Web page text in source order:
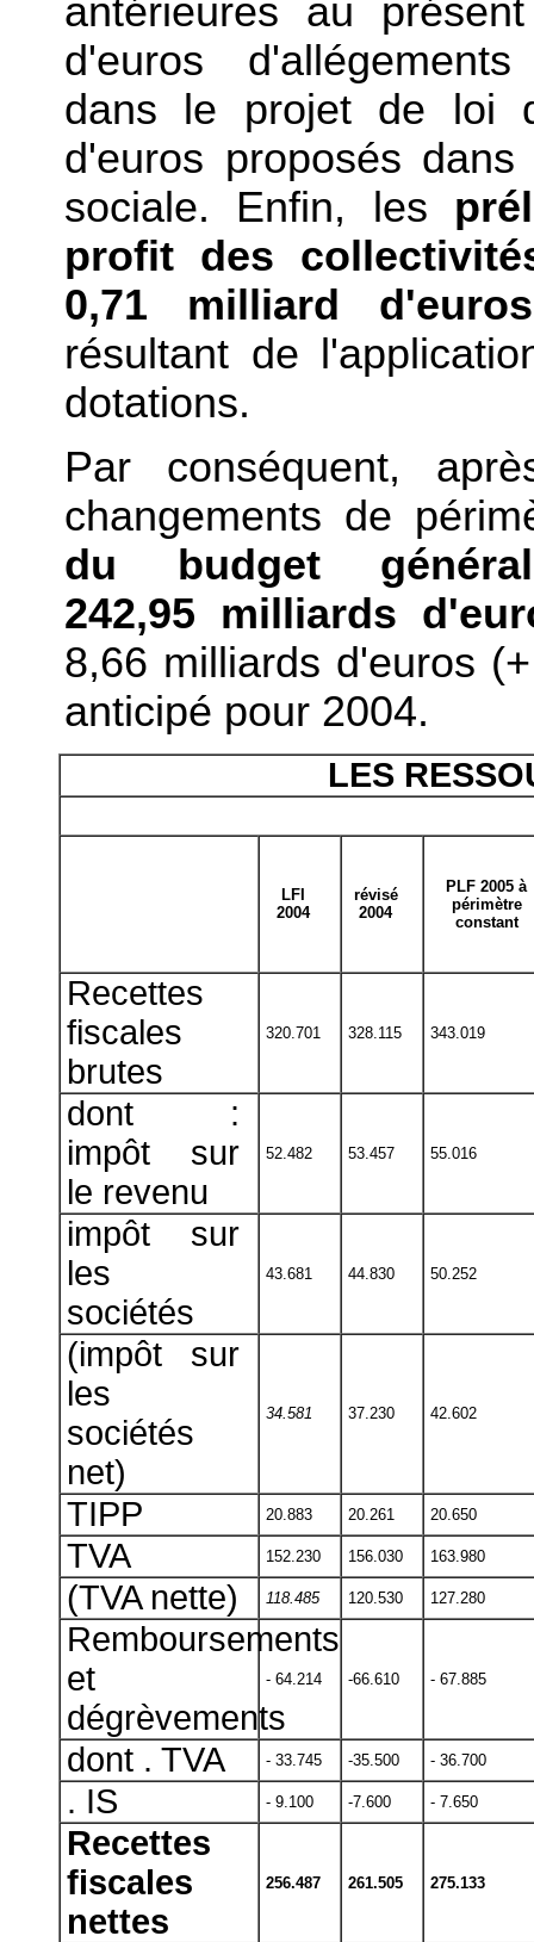
antérieures au
d'euros
dans le projet de loi
d'euros proposés
sociale. Enfin, les
profit des
0,71 milliard d'euros
résultant de
dotations.
Par conséquent,
changements de
du budget
242,95 milliards
8,66 milliards d'euros
anticipé pour 2004.
LES
LFI
2004
révisé
2004
PLF 2005 à
périmètre
constant
Recettes
fiscales
brutes
320.701 328.115 343.019
dont :
impôt sur
le revenu
52.482 53.457 55.016
impôt sur
les
sociétés
43.681 44.830 50.252
(impôt sur
les
sociétés
net)
34.581 37.230 42.602
TIPP 20.883 20.261 20.650
TVA 152.230 156.030 163.980
(TVA nette) 118.485 120.530 127.280
Remboursements
et
dégrèvements
- 64.214 -66.610 - 67.885
dont . TVA - 33.745 -35.500 - 36.700
. IS - 9.100 -7.600 - 7.650
Recettes
fiscales
nettes
256.487 261.505 275.133